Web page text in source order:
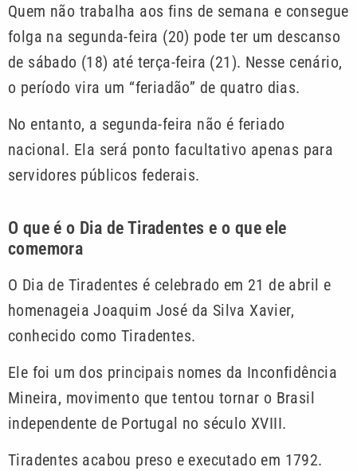
Quem não trabalha aos fins de semana e consegue
folga na segunda-feira (20) pode ter um descanso
de sábado (18) até terça-feira (21). Nesse cenário,
o período vira um “feriadão” de quatro dias.
No entanto, a segunda-feira não é feriado
nacional. Ela será ponto facultativo apenas para
servidores públicos federais.
O que é o Dia de Tiradentes e o que ele
comemora
O Dia de Tiradentes é celebrado em 21 de abril e
homenageia Joaquim José da Silva Xavier,
conhecido como Tiradentes.
Ele foi um dos principais nomes da Inconfidência
Mineira, movimento que tentou tornar o Brasil
independente de Portugal no século XVIII.
Tiradentes acabou preso e executado em 1792.